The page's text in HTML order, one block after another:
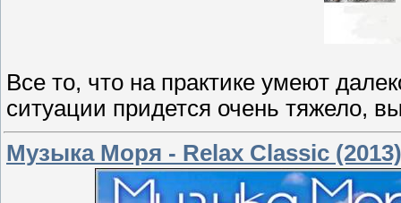
Все то, что на практике умеют
ситуации придется очень тяжело,
Музыка Моря - Relax Classic (2013)